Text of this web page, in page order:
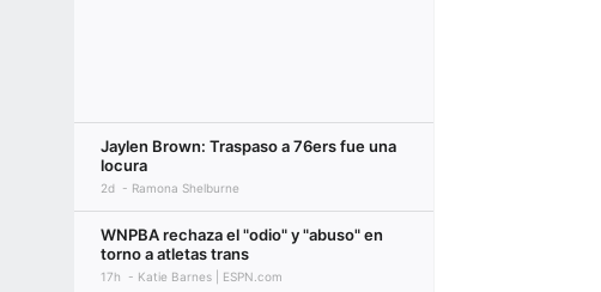
Jaylen Brown: Traspaso a 76ers fue una
locura
2d Ramona Shelburne
WNPBA rechaza el "odio" y "abuso" en
torno a atletas trans
17h Katie Barnes | ESPN.com